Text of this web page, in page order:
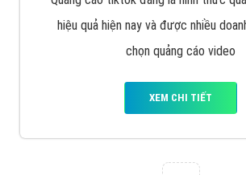
thiệu công ty thiết kế Viet
Quảng cáo Cốc Cốc